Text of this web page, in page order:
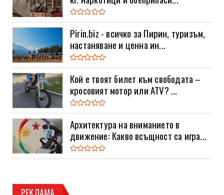
Pirin.biz - всичко за Пирин, туризъм,
настаняване и ценна ин...
Кой е твоят билет към свободата –
кросовият мотор или ATV? ...
Архитектура на вниманието в
движение: Какво всъщност са игра...
РЕКЛАМА